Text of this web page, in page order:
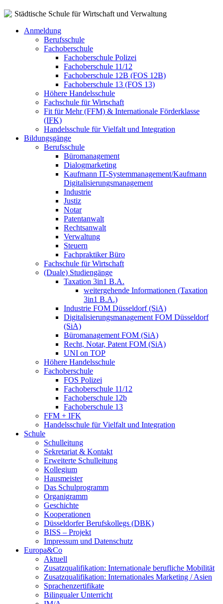
Städtische Schule für Wirtschaft und Verwaltung
Anmeldung
Berufsschule
Fachoberschule
Fachoberschule Polizei
Fachoberschule 11/12
Fachoberschule 12B (FOS 12B)
Fachoberschule 13 (FOS 13)
Höhere Handelsschule
Fachschule für Wirtschaft
Fit für Mehr (FFM) & Internationale Förderklasse
(IFK)
Handelsschule für Vielfalt und Integration
Bildungsgänge
Berufsschule
Büromanagement
Dialogmarketing
Kaufmann IT-Systemmanagement/Kaufmann
Digitalisierungsmanagement
Industrie
Justiz
Notar
Patentanwalt
Rechtsanwalt
Verwaltung
Steuern
Fachpraktiker Büro
Fachschule für Wirtschaft
(Duale) Studiengänge
Taxation 3in1 B.A.
weitergehende Informationen (Taxation
3in1 B.A.)
Industrie FOM Düsseldorf (SiA)
Digitalisierungsmanagement FOM Düsseldorf
(SiA)
Büromanagement FOM (SiA)
Recht, Notar, Patent FOM (SiA)
UNI on TOP
Höhere Handelsschule
Fachoberschule
FOS Polizei
Fachoberschule 11/12
Fachoberschule 12b
Fachoberschule 13
FFM + IFK
Handelsschule für Vielfalt und Integration
Schule
Schulleitung
Sekretariat & Kontakt
Erweiterte Schulleitung
Kollegium
Hausmeister
Das Schulprogramm
Organigramm
Geschichte
Kooperationen
Düsseldorfer Berufskollegs (DBK)
BISS – Projekt
Impressum und Datenschutz
Europa&Co
Aktuell
Zusatzqualifikation: Internationale berufliche Mobilität
Zusatzqualifikation: Internationales Marketing / Asien
Sprachenzertifikate
Bilingualer Unterricht